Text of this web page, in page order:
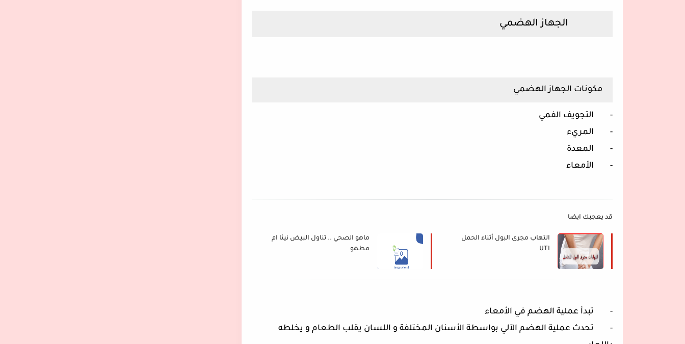
الجهاز الهضمي
مكونات الجهاز الهضمي
- التجويف الفمي
- المريء
- المعدة
- الأمعاء
قد يعجبك ايضا
التهاب مجرى البول أثناء الحمل
UTI
ماهو الصحي .. تناول البيض نيئا ام
مطهو
- تبدأ عملية الهضم في الأمعاء
- تحدث عملية الهضم الآلي بواسطة الأسنان المختلفة و اللسان يقلب الطعام و يخلطه